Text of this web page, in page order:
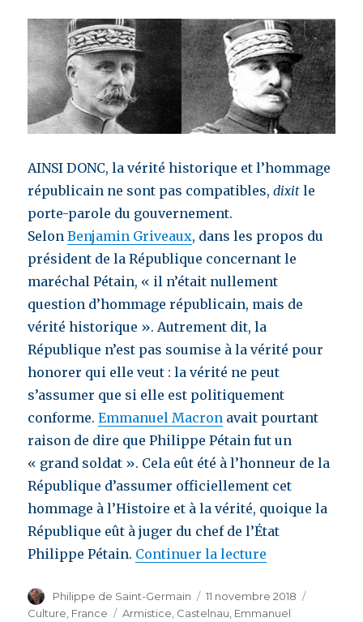
AINSI DONC, la vérité historique et l’hommage
républicain ne sont pas compatibles,dixit le
porte-parole du gouvernement.
SelonBenjamin Griveaux, dans les propos du
président de la République concernant le
maréchal Pétain, « il n’était nullement
question d’hommage républicain, mais de
vérité historique ». Autrement dit, la
République n’est pas soumise à la vérité pour
honorer qui elle veut : la vérité ne peut
s’assumer que si elle est politiquement
conforme.Emmanuel Macron avait pourtant
raison de dire que Philippe Pétain fut un
« grand soldat ». Cela eût été à l’honneur de la
République d’assumer officiellement cet
hommage à l’Histoire et à la vérité, quoique la
République eût à juger du chef de l’État
Philippe Pétain. Continuer la lecture
Auteur
Philippe de Saint-Germain
Publié
le
11 novembre 2018
Culture, France Étiquettes
Armistice, Castelnau, Emmanuel